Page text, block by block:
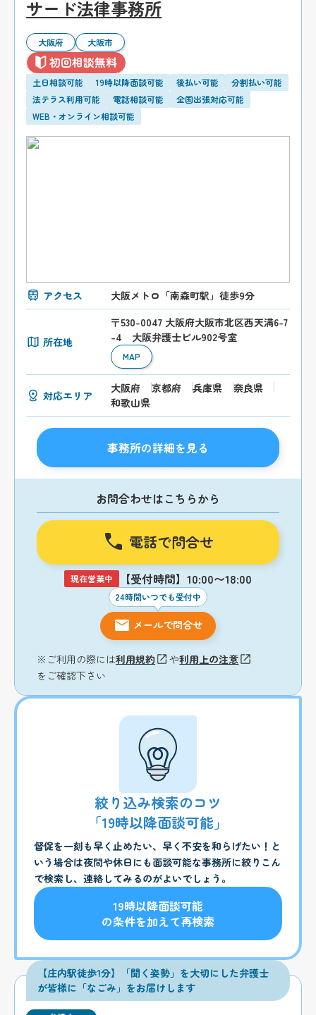
サード法律事務所
大阪府 大阪市
初回相談無料
土日相談可能 19時以降面談可能 後払い可能
分割払い可能
法テラス利用可能
電話相談可能
全国出張対応可能
WEB・オンライン相談可能
アクセス 大阪メトロ「南森町駅」徒歩9分
所在地
〒530-0047 大阪府大阪市北区西天満6-7
-4 大阪弁護士ビル902号室
MAP
対応エリア
大阪府 京都府 兵庫県
奈良県
和歌山県
事務所の詳細を見る
お問合わせはこちらから
電話で問合せ
現在営業中 【受付時間】10:00〜18:00
24時間いつでも受付中
メールで問合せ
※ご利用の際には利用規約 や利用上の注意
をご確認下さい
絞り込み検索のコツ
「19時以降面談可能」
督促を一刻も早く止めたい、早く不安を和らげたい！と
いう場合は夜間や休日にも面談可能な事務所に絞りこん
で検索し、連絡してみるのがよいでしょう。
19時以降面談可能
の条件を加えて再検索
【庄内駅徒歩1分】「聞く姿勢」を大切にした弁護士
が皆様に「なごみ」をお届けします